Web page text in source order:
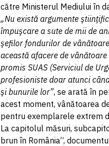
către Ministerul Mediului în
„Nu există argumente
împuşcare a sute de mii de
şefilor fondurilor de
această afacere de
promis SUAS (Serviciul de
profesioniste doar atunci
şi bunurile lor”, se arată în
acest moment, vânătoarea
pentru exemplarele extrem
La capitolul măsuri,
brun în România“,